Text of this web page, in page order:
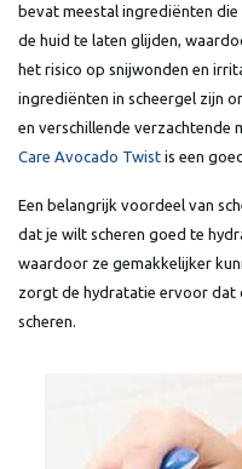
bevat meestal ingrediënten
de huid te laten glijden,
het risico op snijwonden en
ingrediënten in scheergel zijn
en verschillende verzachtende
Care Avocado Twist is een
Een belangrijk voordeel van
dat je wilt scheren goed te
waardoor ze gemakkelijker
zorgt de hydratatie ervoor dat
scheren.